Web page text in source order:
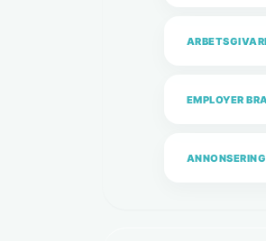
EMPLOYER
ANNONSERING